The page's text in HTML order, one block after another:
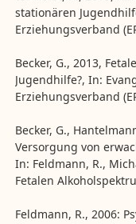
stationären
Erziehungsverband
Becker, G., 2013,
Jugendhilfe?, In:
Erziehungsverband
Becker, G.,
Versorgung von
In: Feldmann, R.,
Fetalen
Feldmann, R., 2006: